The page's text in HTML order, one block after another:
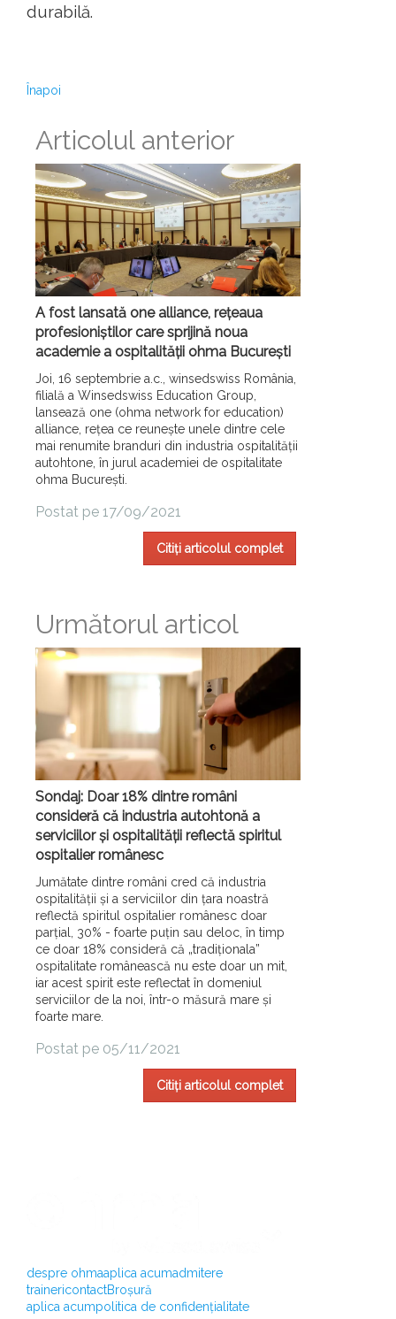
durabilă.
Înapoi
Articolul anterior
A fost lansată one alliance, rețeaua
profesioniștilor care sprijină noua
academie a ospitalității ohma București
Joi, 16 septembrie a.c., winsedswiss România,
filială a Winsedswiss Education Group,
lansează one (ohma network for education)
alliance, rețea ce reunește unele dintre cele
mai renumite branduri din industria ospitalității
autohtone, în jurul academiei de ospitalitate
ohma București.
Postat pe 17/09/2021
Citiți articolul complet
Următorul articol
Sondaj: Doar 18% dintre români
consideră că industria autohtonă a
serviciilor și ospitalității reflectă spiritul
ospitalier românesc
Jumătate dintre români cred că industria
ospitalității și a serviciilor din țara noastră
reflectă spiritul ospitalier românesc doar
parțial, 30% - foarte puțin sau deloc, în timp
ce doar 18% consideră că „tradiționala”
ospitalitate românească nu este doar un mit,
iar acest spirit este reflectat în domeniul
serviciilor de la noi, într-o măsură mare și
foarte mare.
Postat pe 05/11/2021
Citiți articolul complet
despre ohmaaplica acumadmitere
trainericontactBroșură
aplica acumpolitica de confidențialitate